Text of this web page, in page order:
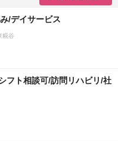
/デイサービス
糀谷
フト相談可/訪問リハビリ/社